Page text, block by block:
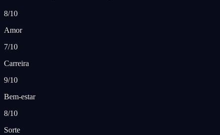
8/10
Amor
7/10
Carreira
9/10
Bem-estar
8/10
Sorte